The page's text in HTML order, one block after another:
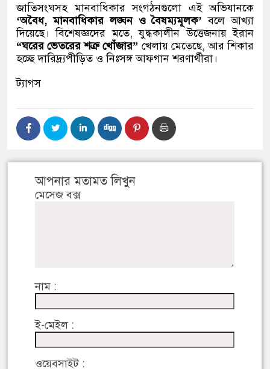
জাতিসংঘসহ মানবাধিকার সংগঠনগুলো এই অভিযানকে
‘অবৈধ, মানবাধিকার লঙ্ঘন ও বৈষম্যমূলক’ বলে আখ্যা
দিয়েছে। বিশেষজ্ঞদের মতে, যুদ্ধকালীন উত্তেজনায় ইরান
“ঘরের ভেতরের শত্রু খোঁজার” খেলায় মেতেছে, আর শিকার
হচ্ছে দারিদ্র্যপীড়িত ও নিঃসঙ্গ আফগান শরণার্থীরা।
ট্যাগস
আপনার মতামত লিখুন
মেসেজ বক্স
নাম :
ই-মেইল :
ওয়েবসাইট :